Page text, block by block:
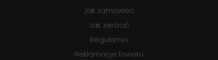
Jak zamawiać
Jak zwrócić
Regulamin
Reklamacje towaru